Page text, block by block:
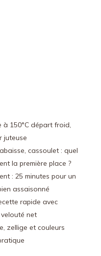
à 150°C départ froid,
juteuse
cassoulet : quel
la première place ?
: 25 minutes pour un
assaisonné
rapide avec
net
zellige et couleurs